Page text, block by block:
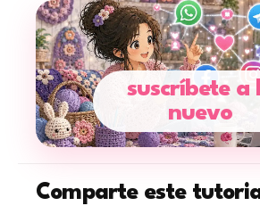
suscríbete a
nuevo
Comparte este